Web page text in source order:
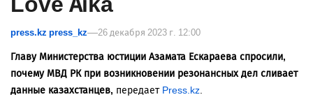
press.kz press_kz 26 декабря 2023 г. 12:00
Главу Министерства юстиции Азамата Ескараева спросили,
почему МВД РК при возникновении резонансных дел сливает
данные казахстанцев, передает Press.kz.